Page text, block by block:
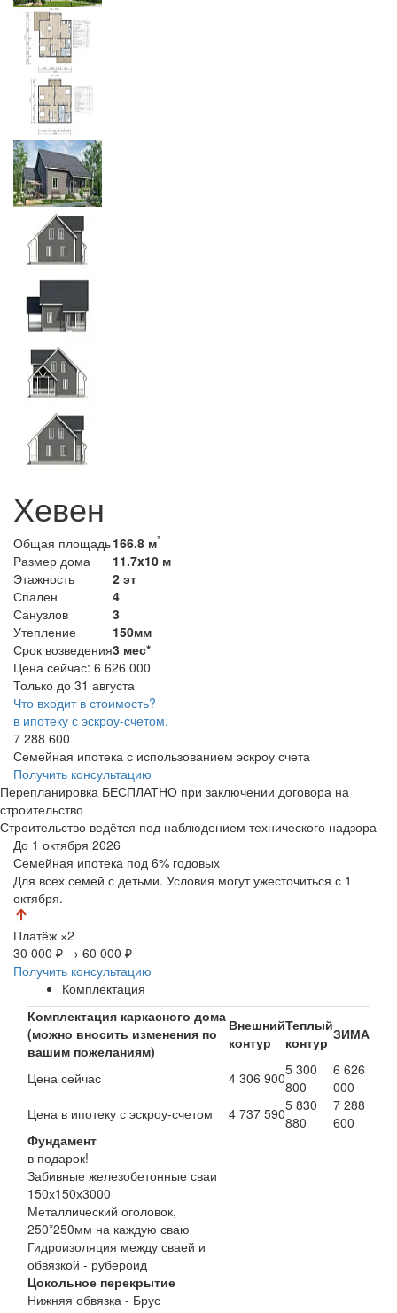
Хевен
Общая площадь166.8 м²
Размер дома
11.7x10 м
Этажность
2 эт
Спален
4
Санузлов
3
Утепление
150мм
Срок возведения3 мес*
Цена сейчас: 6 626 000
Только до 31 августа
Что входит в стоимость?
в ипотеку с эскроу-счетом:
7 288 600
Семейная ипотека с использованием эскроу счета
Получить консультацию
Перепланировка БЕСПЛАТНО при заключении договора на
строительство
Строительство ведётся под наблюдением технического надзора
До 1 октября 2026
Семейная ипотека под 6% годовых
Для всех семей с детьми. Условия могут ужесточиться с 1
октября.
Платёж ×2
30 000 ₽ → 60 000 ₽
Получить консультацию
Комплектация
Комплектация каркасного дома
(можно вносить изменения по
вашим пожеланиям)
Внешний
контур
Теплый
контур ЗИМА
Цена сейчас 4 306 9005 300
800
6 626
000
Цена в ипотеку с эскроу-счетом
4 737 5905 830
880
7 288
600
Фундамент
в подарок!
Забивные железобетонные сваи
150х150х3000
Металлический оголовок,
250*250мм на каждую сваю
Гидроизоляция между сваей и
обвязкой - рубероид
Цокольное перекрытие
Нижняя обвязка - Брус